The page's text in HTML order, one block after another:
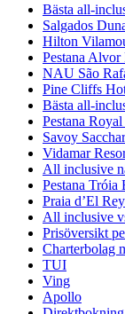
Bästa all-
Salgados
Hilton
Pestana Alvor
NAU São
Pine Cliffs
Bästa all-
Pestana
Savoy
Vidamar
All inclusive
Pestana Tróia
Praia d’El
All inclusive
Prisöversikt
Charterbolag
TUI
Ving
Apollo